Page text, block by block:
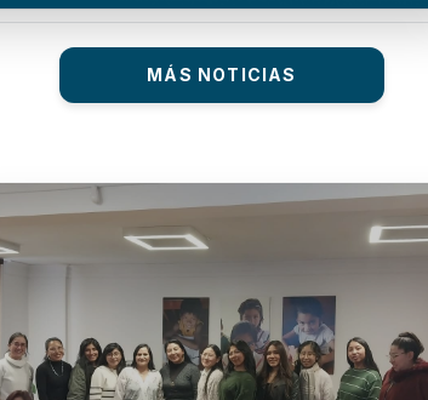
MÁS NOTICIAS